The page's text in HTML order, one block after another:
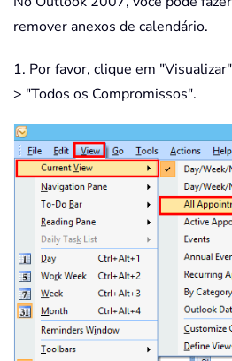
remover anexos de calendário.
1. Por favor, clique em
> "Todos os Compromissos".